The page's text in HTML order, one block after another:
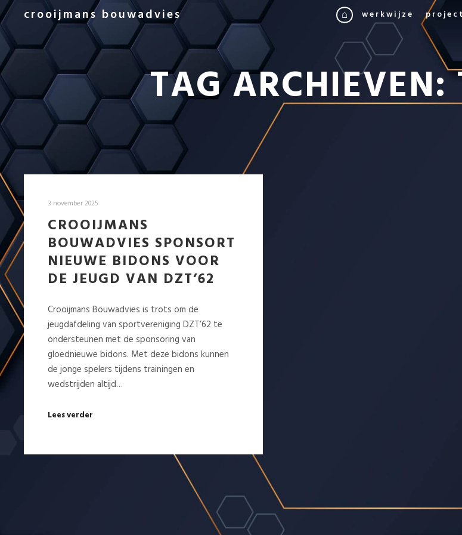
crooijmans bouwadvies werkwijze
TAG ARCHIEVEN:
3 november 2025
CROOIJMANS
BOUWADVIES SPONSORT
NIEUWE BIDONS VOOR
DE JEUGD VAN DZT’62
Crooijmans Bouwadvies is trots om de
jeugdafdeling van sportvereniging DZT’62 te
ondersteunen met de sponsoring van
gloednieuwe bidons. Met deze bidons kunnen
de jonge spelers tijdens trainingen en
wedstrijden altijd…
Lees verder